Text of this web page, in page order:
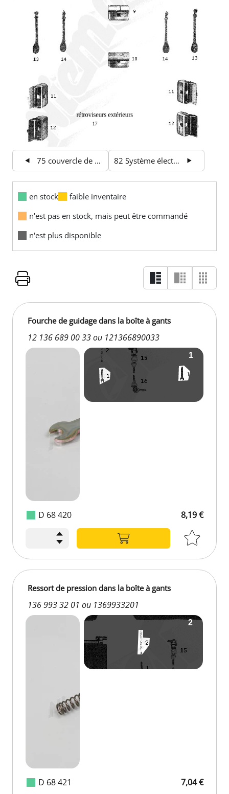
75 couvercle de coffre 82 Système électrique
en stock
faible inventaire
n'est pas en stock, mais peut être commandé
n'est plus disponible
D 68 420
Fourche de guidage dans la boîte à gants
12 136 689 00 33 ou 121366890033
8,19 €
D 68 421
Ressort de pression dans la boîte à gants
136 993 32 01 ou 1369933201
7,04 €